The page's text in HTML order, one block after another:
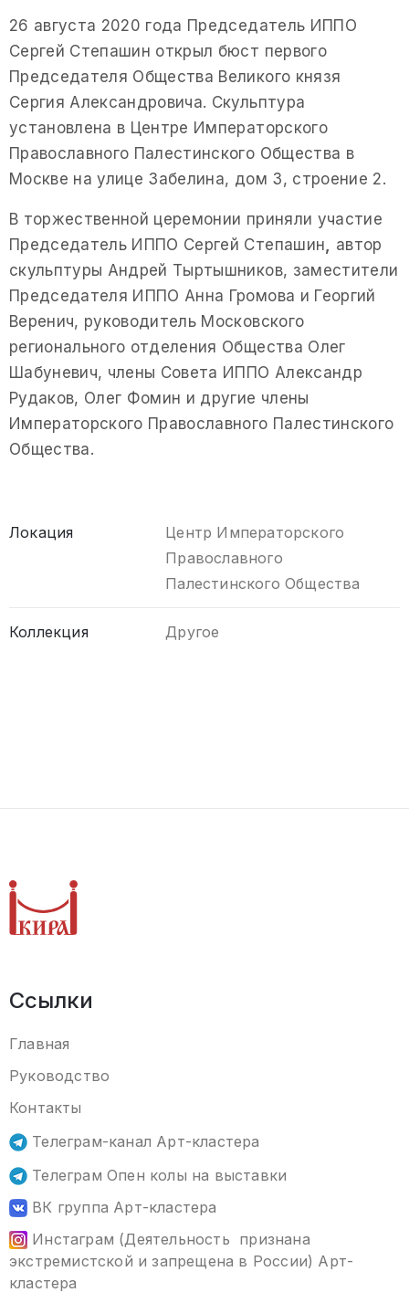
26 августа 2020 года Председатель ИППО
Сергей Степашин открыл бюст первого
Председателя Общества Великого князя
Сергия Александровича. Скульптура
установлена в Центре Императорского
Православного Палестинского Общества в
Москве на улице Забелина, дом 3, строение 2.
В торжественной церемонии приняли участие
Председатель ИППО Сергей Степашин, автор
скульптуры Андрей Тыртышников, заместители
Председателя ИППО Анна Громова и Георгий
Веренич, руководитель Московского
регионального отделения Общества Олег
Шабуневич, члены Совета ИППО Александр
Рудаков, Олег Фомин и другие члены
Императорского Православного Палестинского
Общества.
Локация
Центр Императорского
Православного
Палестинского Общества
Коллекция Другое
Ссылки
Главная
Руководство
Контакты
Телеграм-канал Арт-кластера
Телеграм Опен колы на выставки
ВК группа Арт-кластера
Инстаграм (Деятельность признана
экстремистской и запрещена в России) Арт-
кластера